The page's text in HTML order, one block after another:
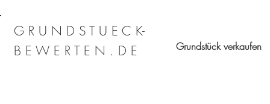
G R U N D S T U E C K-
B E W E R T E N . D E
Grundstück verkaufen